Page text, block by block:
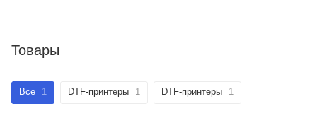
Товары
Все 1 DTF-принтеры 1 DTF-принтеры 1